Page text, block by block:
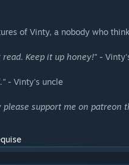
of Vinty, a nobody who
Keep it up honey!" -
- Vinty's uncle
please support me on patreon